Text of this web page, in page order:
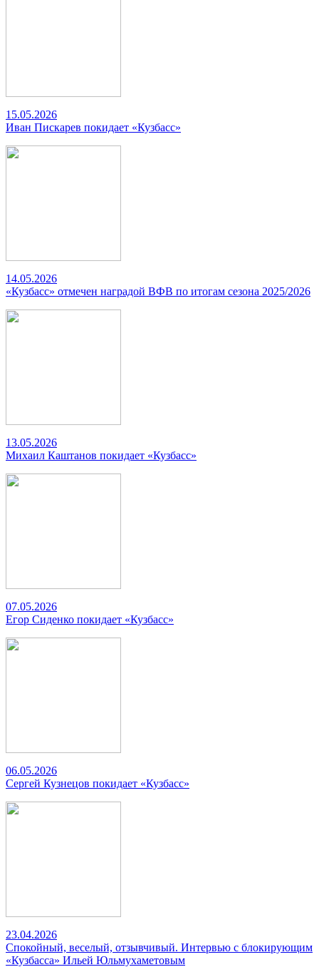
15.05.2026
Иван Пискарев покидает «Кузбасс»
14.05.2026
«Кузбасс» отмечен наградой ВФВ по итогам сезона 2025/2026
13.05.2026
Михаил Каштанов покидает «Кузбасс»
07.05.2026
Егор Сиденко покидает «Кузбасс»
06.05.2026
Сергей Кузнецов покидает «Кузбасс»
23.04.2026
Спокойный, веселый, отзывчивый. Интервью с блокирующим
«Кузбасса» Ильей Юльмухаметовым